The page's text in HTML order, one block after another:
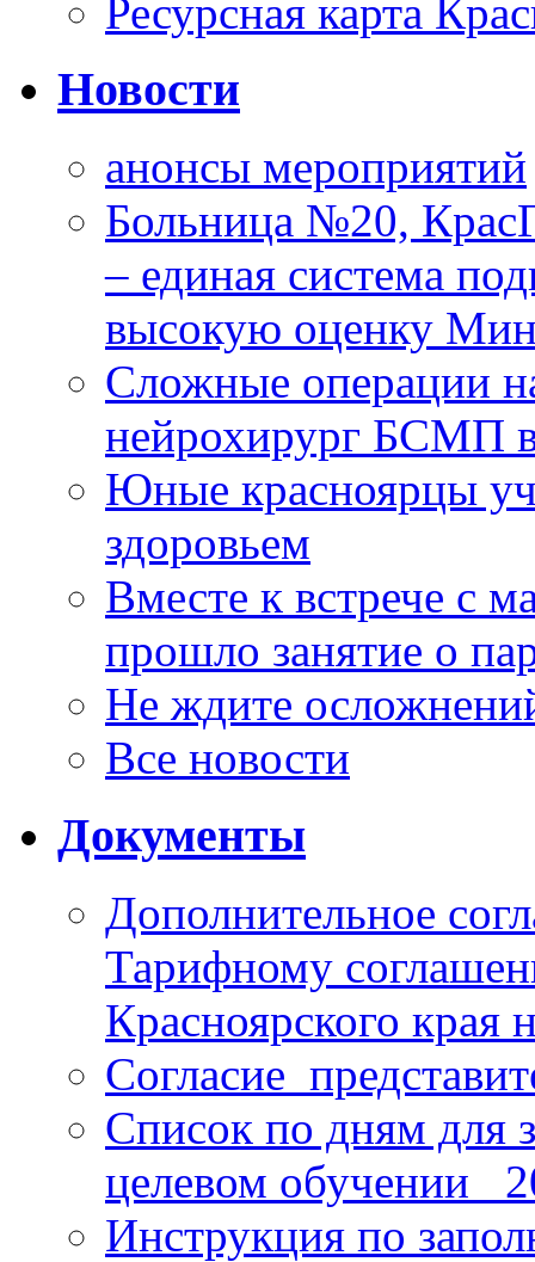
Ресурсная карта
Новости
анонсы мероприятий
Больница №20,
– единая система
высокую оценку
Сложные операции
нейрохирург БСМП
Юные красноярцы
здоровьем
Вместе к встрече с
прошло занятие о
Не ждите
Все новости
Документы
Дополнительное
Тарифному
Красноярского края
Список по дням для
целевом обучении_
Инструкция по